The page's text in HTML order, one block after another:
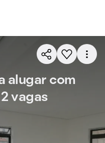
alugar com
vagas